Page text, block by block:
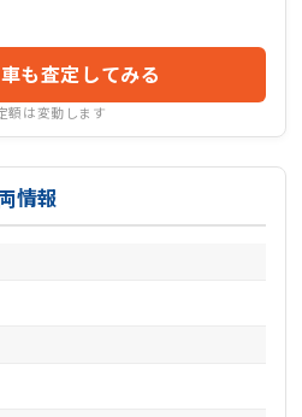
も査定してみる
額は変動します
情報